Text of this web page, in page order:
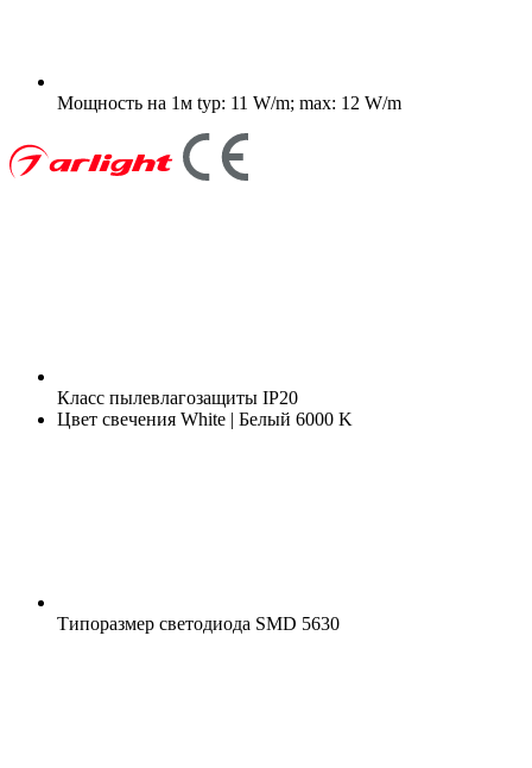
Мощность на 1м typ: 11 W/m; max: 12 W/m
Класс пылевлагозащиты IP20
Цвет свечения White | Белый 6000 K
Типоразмер светодиода SMD 5630